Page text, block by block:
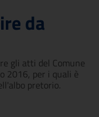
da
gli atti del Comune
2016, per i quali è
pretorio.